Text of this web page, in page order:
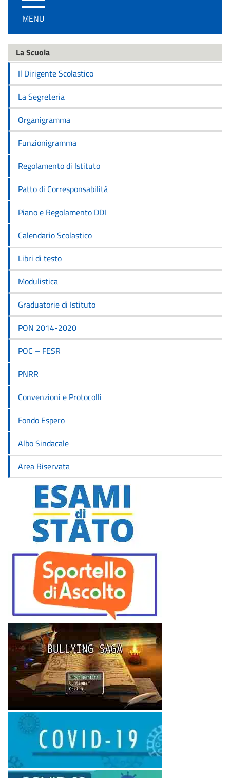
/
disattiva
navigazione
MENU
La Scuola
Il Dirigente Scolastico
La Segreteria
Organigramma
Funzionigramma
Regolamento di Istituto
Patto di Corresponsabilità
Piano e Regolamento DDI
Calendario Scolastico
Libri di testo
Modulistica
Graduatorie di Istituto
PON 2014-2020
POC – FESR
PNRR
Convenzioni e Protocolli
Fondo Espero
Albo Sindacale
Area Riservata